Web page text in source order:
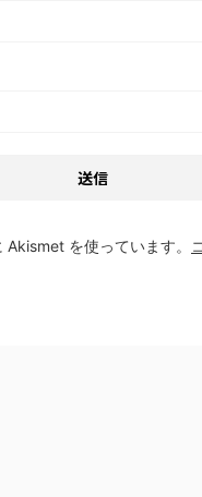
を使っています。